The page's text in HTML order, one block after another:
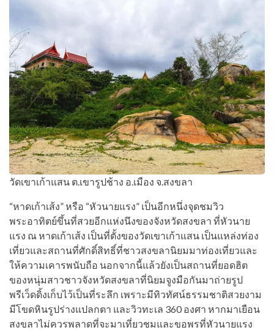
วัดเขาเก้าแสน ต.เขารูปช้าง อ.เมือง จ.สงขลา
“หาดเก้าเส้ง” หรือ​ “หัวนายแรง” เป็น​อีก​หนึ่ง​จุดชมวิว​
พระอาทิตย์​ขึ้น​ที่สวยอีกแห่งนึง​ของจังหวัด​สงขลา​ ที่หัวนาย
แรง​ ณ​ หาดเก้าเส้ง​ เป็น​ที่ตั้ง​ของวัดเขาเก้าแสน​ เป็น​แหล่ง​ท่อง
เที่ยว​และ​สถานที่​ศักดิ์​สิทธิ์​ที่ชาวสงขลา​นิยม​มาท่องเที่ยว​และ​
ให้​ความ​เคารพนับถือ​ นอกจากนี้​แล้ว​ยัง​เป็น​สถานที่​ยอดฮิต​
ของหนุ่มสาวชาวจังหวัด​สงขลา​ที่​นิยม​จูงมือกันมาถ่ายรูป​
พรีเว็ดดิ้ง​เก็บ​ไว้เป็นที่ระลึก​ เพราะ​มีทิวทัศน์ธรรมชาติ​สวยงาม​
มีโขดหิน​รูปร่าง​แปลก​ตา​ และ​วิวทะเล​ 360​ องศา​ หากมาเยือน
สงขลา​ไม่ควรพลา​ดที่จะ​มาเที่ยว​ชมและขอพรที่หัวนายแรง